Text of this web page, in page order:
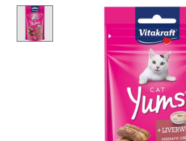
Product image slideshow Items